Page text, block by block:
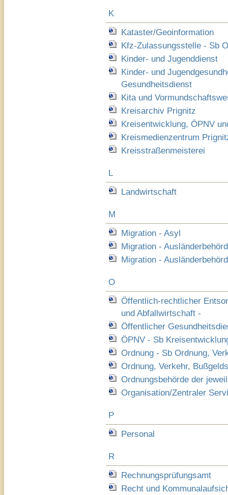
K
Kataster/Geoinformation
Kfz-Zulassungsstelle - Sb
Kinder- und Jugenddienst
Kinder- und
Gesundheitsdienst
Kita und
Kreisarchiv Prignitz
Kreisentwicklung, ÖPNV
Kreismedienzentrum
Kreisstraßenmeisterei
L
Landwirtschaft
M
Migration - Asyl
Migration -
Migration -
O
Öffentlich-rechtlicher
und Abfallwirtschaft -
Öffentlicher
ÖPNV - Sb
Ordnung - Sb Ordnung,
Ordnung, Verkehr,
Ordnungsbehörde der
Organisation/Zentraler
P
Personal
R
Rechnungsprüfungsamt
Recht und